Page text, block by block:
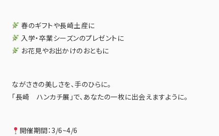
春のギフトや長崎土産に
入学・卒業シーズンのプレゼントに
お花見やお出かけのおともに
ながさきの美しさを、手のひらに。
「長崎 ハンカチ展」で、あなたの一枚に出会えますように。
開催期間：3/6~4/6